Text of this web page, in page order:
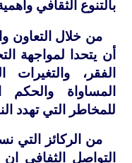
بالتنوع الثقافي
من خلال التعاون
أن يتحدا لمواجهة
الفقر، والتغيرات
المساواة
للمخاطر التي تهدد
من الركائز التي
التواصل الثفافي ان